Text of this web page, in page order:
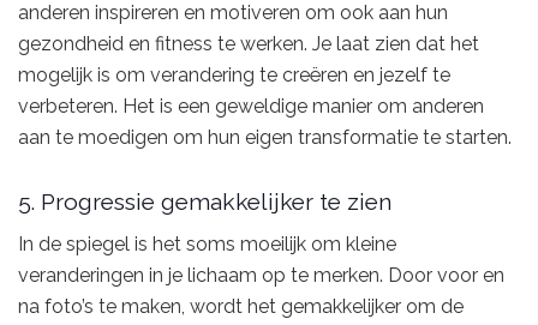
anderen inspireren en motiveren om ook aan hun
gezondheid en fitness te werken. Je laat zien dat het
mogelijk is om verandering te creëren en jezelf te
verbeteren. Het is een geweldige manier om anderen
aan te moedigen om hun eigen transformatie te starten.
5. Progressie gemakkelijker te zien
In de spiegel is het soms moeilijk om kleine
veranderingen in je lichaam op te merken. Door voor en
na foto’s te maken, wordt het gemakkelijker om de